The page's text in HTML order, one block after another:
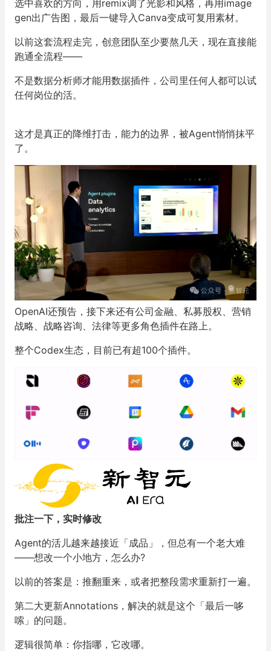
Alexander当场改了图表样式，核了一遍底层SQL，觉得
没问题，顺手让Agent把整份报告变成了一套deck。
第二个是，创意制作。
Alexander先自嘲小时候被美术课开除过，然后从一张产
品图开始，让Agent生成mood board。
选中喜欢的方向，用remix调了光影和风格，再用image
gen出广告图，最后一键导入Canva变成可复用素材。
以前这套流程走完，创意团队至少要熬几天，现在直接能
跑通全流程——
不是数据分析师才能用数据插件，公司里任何人都可以试
任何岗位的活。
这才是真正的降维打击，能力的边界，被Agent悄悄抹平
了。
OpenAI还预告，接下来还有公司金融、私募股权、营销
战略、战略咨询、法律等更多角色插件在路上。
整个Codex生态，目前已有超100个插件。
批注一下，实时修改